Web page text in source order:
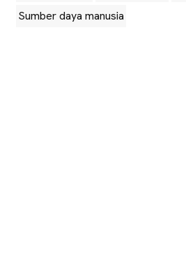
Sumber daya manusia